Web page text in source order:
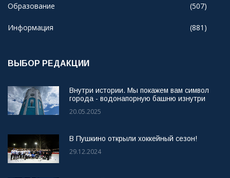
Образование (507)
Информация (881)
ВЫБОР РЕДАКЦИИ
Внутри истории. Мы покажем вам символ
города - водонапорную башню изнутри
20.05.2025
В Пушкино открыли хоккейный сезон!
29.12.2024